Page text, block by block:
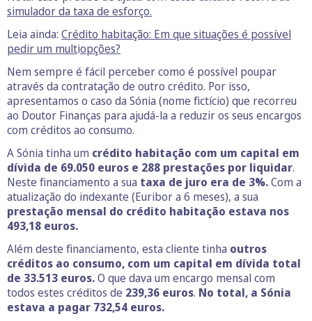
simulador da taxa de esforço.
Leia ainda: Crédito habitação: Em que situações é possível
pedir um multiopções?
Nem sempre é fácil perceber como é possível poupar
através da contratação de outro crédito. Por isso,
apresentamos o caso da Sónia (nome fictício) que recorreu
ao Doutor Finanças para ajudá-la a reduzir os seus encargos
com créditos ao consumo.
A Sónia tinha um crédito habitação com um capital em
dívida de 69.050 euros e 288 prestações por liquidar.
Neste financiamento a sua taxa de juro era de 3%.Com a
atualização do indexante (Euribor a 6 meses), a sua
prestação mensal do crédito habitação estava nos
493,18 euros.
Além deste financiamento, esta cliente tinha outros
créditos ao consumo, com um capital em dívida total
de 33.513 euros.O que dava um encargo mensal com
todos estes créditos de 239,36 euros. No total, a Sónia
estava a pagar 732,54 euros.